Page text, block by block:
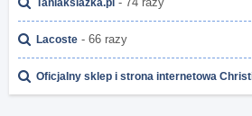
Lacoste - 66 razy
Oficjalny sklep i strona internetowa